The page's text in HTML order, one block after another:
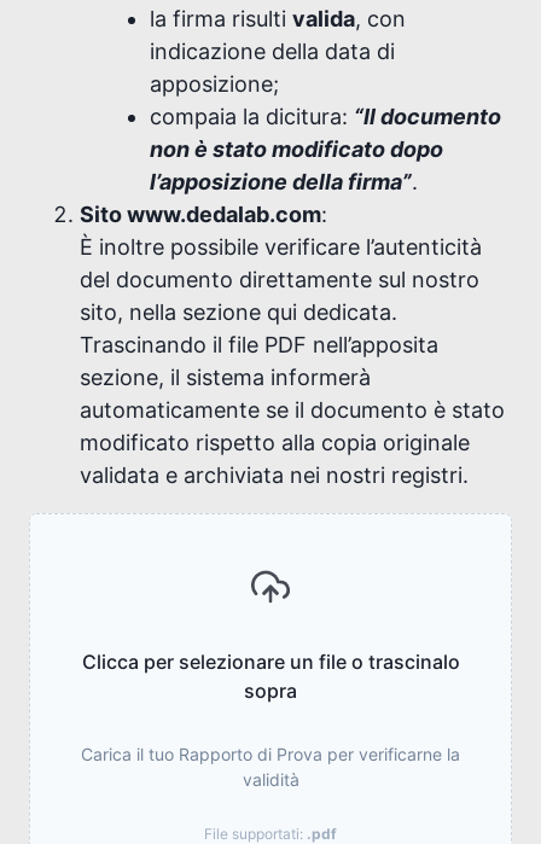
la firma risulti valida, con
indicazione della data di
apposizione;
compaia la dicitura: “Il documento
non è stato modificato dopo
l’apposizione della firma”.
Sito www.dedalab.com:
È inoltre possibile verificare l’autenticità
del documento direttamente sul nostro
sito, nella sezione qui dedicata.
Trascinando il file PDF nell’apposita
sezione, il sistema informerà
automaticamente se il documento è stato
modificato rispetto alla copia originale
validata e archiviata nei nostri registri.
Clicca per selezionare un file o trascinalo
sopra
Carica il tuo Rapporto di Prova per verificarne la
validità
File supportati: .pdf